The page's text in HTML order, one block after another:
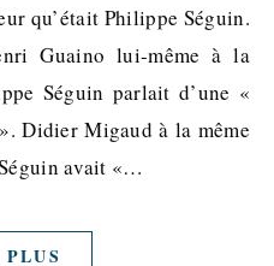
qu’était Philippe Séguin.
Guaino lui-même à la
Séguin parlait d’une «
Didier Migaud à la même
avait «…